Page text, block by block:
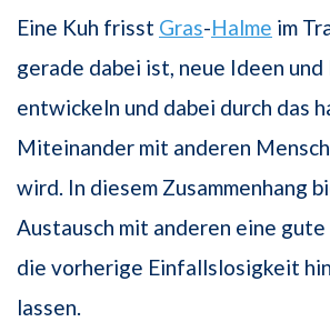
Eine Kuh frisst Gras-Halme im
gerade dabei ist, neue Ideen und
entwickeln und dabei durch das
Miteinander mit anderen
wird. In diesem Zusammenhang
Austausch mit anderen eine
die vorherige Einfallslosigkeit
lassen.